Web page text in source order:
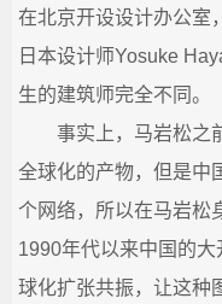
在北京开设设计办公室
日本设计师Yosuke
生的建筑师完全不同。
事实上，马岩松之前
全球化的产物，但是中
个网络，所以在马岩松
1990年代以来中国的
球化扩张共振，让这种